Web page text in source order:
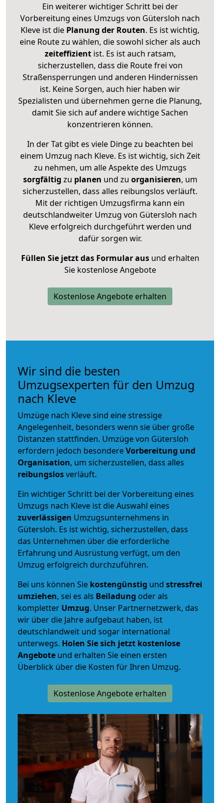
Ein weiterer wichtiger Schritt bei der
Vorbereitung eines Umzugs von Gütersloh nach
Kleve ist die Planung der Routen. Es ist wichtig,
eine Route zu wählen, die sowohl sicher als auch
zeiteffizientist. Es ist auch ratsam,
sicherzustellen, dass die Route frei von
Straßensperrungen und anderen Hindernissen
ist. Keine Sorgen, auch hier haben wir
Spezialisten und übernehmen gerne die Planung,
damit Sie sich auf andere wichtige Sachen
konzentrieren können.
In der Tat gibt es viele Dinge zu beachten bei
einem Umzug nach Kleve. Es ist wichtig, sich Zeit
zu nehmen, um alle Aspekte des Umzugs
sorgfältig zu planen und zu organisieren, um
sicherzustellen, dass alles reibungslos verläuft.
Mit der richtigen Umzugsfirma kann ein
deutschlandweiter Umzug von Gütersloh nach
Kleve erfolgreich durchgeführt werden und
dafür sorgen wir.
Füllen Sie jetzt das Formular ausund erhalten
Sie kostenlose Angebote
Kostenlose Angebote erhalten
Wir sind die besten
Umzugsexperten für den Umzug
nach Kleve
Umzüge nach Kleve sind eine stressige
Angelegenheit, besonders wenn sie über große
Distanzen stattfinden. Umzüge von Gütersloh
erfordern jedoch besondereVorbereitung und
Organisation, um sicherzustellen, dass alles
reibungslosverläuft.
Ein wichtiger Schritt bei der Vorbereitung eines
Umzugs nach Kleve ist die Auswahl eines
zuverlässigen Umzugsunternehmens in
Gütersloh. Es ist wichtig, sicherzustellen, dass
das Unternehmen über die erforderliche
Erfahrung und Ausrüstung verfügt, um den
Umzug erfolgreich durchzuführen.
Bei uns können Sie kostengünstig und stressfrei
umziehen, sei es als Beiladung oder als
kompletter Umzug. Unser Partnernetzwerk, das
wir über die Jahre aufgebaut haben, ist
deutschlandweit und sogar international
unterwegs. Holen Sie sich jetzt kostenlose
Angebote und erhalten Sie einen ersten
Überblick über die Kosten für Ihren Umzug.
Kostenlose Angebote erhalten